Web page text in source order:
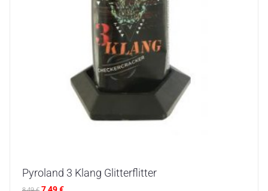
Pyroland 3 Klang Glitterflitter